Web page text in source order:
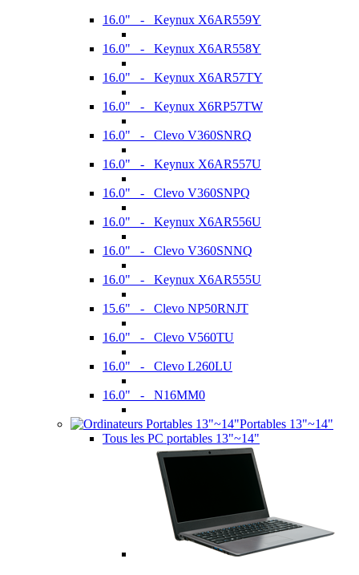
16.0" - Keynux X6AR559Y
16.0" - Keynux X6AR558Y
16.0" - Keynux X6AR57TY
16.0" - Keynux X6RP57TW
16.0" - Clevo V360SNRQ
16.0" - Keynux X6AR557U
16.0" - Clevo V360SNPQ
16.0" - Keynux X6AR556U
16.0" - Clevo V360SNNQ
16.0" - Keynux X6AR555U
15.6" - Clevo NP50RNJT
16.0" - Clevo V560TU
16.0" - Clevo L260LU
16.0" - N16MM0
Portables 13"~14"
Tous les PC portables 13"~14"